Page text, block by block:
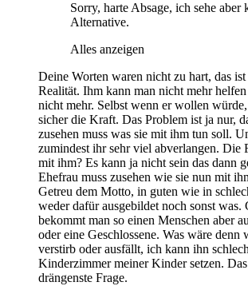
Sorry, harte Absage, ich sehe aber
Alternative.
Alles anzeigen
Deine Worten waren nicht zu hart, das
Realität. Ihm kann man nicht mehr
nicht mehr. Selbst wenn er wollen
sicher die Kraft. Das Problem ist ja nur,
zusehen muss was sie mit ihm tun soll.
zumindest ihr sehr viel abverlangen. Die
mit ihm? Es kann ja nicht sein das dann
Ehefrau muss zusehen wie sie nun mit
Getreu dem Motto, in guten wie in
weder dafür ausgebildet noch sonst was.
bekommt man so einen Menschen aber
oder eine Geschlossene. Was wäre denn
verstirb oder ausfällt, ich kann ihn
Kinderzimmer meiner Kinder setzen.
drängenste Frage.